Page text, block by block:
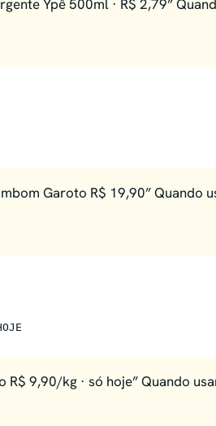
Ypê 500ml · R$ 2,79”
Garoto R$ 19,90” Quando
R$ 9,90/kg · só hoje” Quando